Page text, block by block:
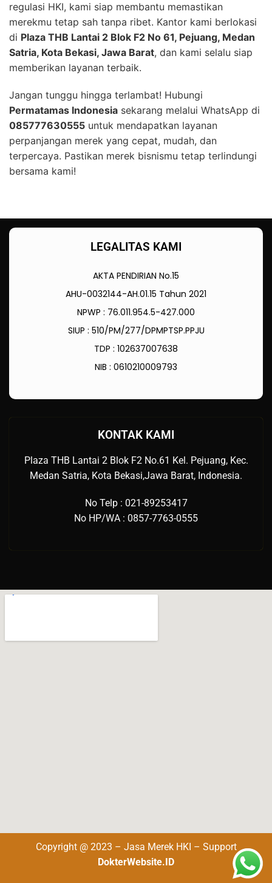
regulasi HKI, kami siap membantu memastikan
merekmu tetap sah tanpa ribet. Kantor kami berlokasi
di Plaza THB Lantai 2 Blok F2 No 61, Pejuang, Medan
Satria, Kota Bekasi, Jawa Barat, dan kami selalu siap
memberikan layanan terbaik.
Jangan tunggu hingga terlambat! Hubungi
Permatamas Indonesia sekarang melalui WhatsApp di
085777630555 untuk mendapatkan layanan
perpanjangan merek yang cepat, mudah, dan
terpercaya. Pastikan merek bisnismu tetap terlindungi
bersama kami!
LEGALITAS KAMI
AKTA PENDIRIAN No.15
AHU-0032144-AH.01.15 Tahun 2021
NPWP : 76.011.954.5-427.000
SIUP : 510/PM/277/DPMPTSP.PPJU
TDP : 102637007638
NIB : 0610210009793
KONTAK KAMI
Plaza THB Lantai 2 Blok F2 No.61 Kel. Pejuang, Kec.
Medan Satria, Kota Bekasi,Jawa Barat, Indonesia.
No Telp : 021-89253417
No HP/WA : 0857-7763-0555
Copyright @ 2023 – Jasa Merek HKI – Support
DokterWebsite.ID